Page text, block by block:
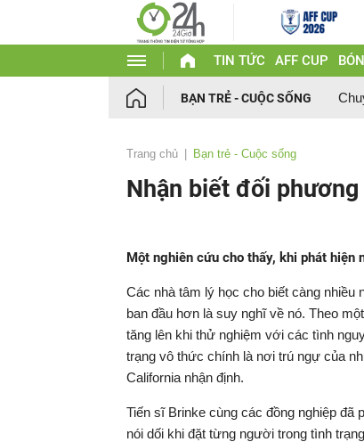
TIN TỨC AFF CUP
BẠN TRẺ - CUỘC SỐNG
Trang chủ Bạn trẻ - Cuộc sống
Nhận biết đối
Một nghiên cứu cho thấy, khi phát
Các nhà tâm lý học cho biết càng nhiều
ban đầu hơn là suy nghĩ về nó. Theo
tăng lên khi thử nghiệm với các tình
trạng vô thức chính là nơi trú ngự của
California nhận định.
Tiến sĩ Brinke cùng các đồng nghiệp đã
nói dối khi đặt từng người trong tình